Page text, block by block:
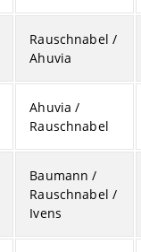
Rauschnabel /
Ahuvia
Ahuvia /
Rauschnabel
Baumann /
Rauschnabel /
Ivens